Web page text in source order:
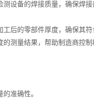
设备的焊接质量，确保焊接
的零部件厚度，确保其符
测量结果，帮助制造商控
准确性。